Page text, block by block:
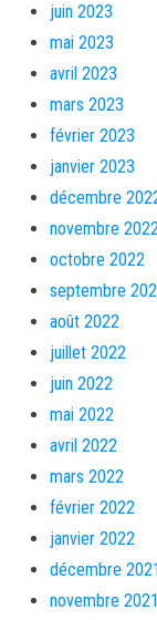
juin 2023
mai 2023
avril 2023
mars 2023
février 2023
janvier 2023
décembre
novembre
octobre 2022
septembre
août 2022
juillet 2022
juin 2022
mai 2022
avril 2022
mars 2022
février 2022
janvier 2022
décembre
novembre 2021